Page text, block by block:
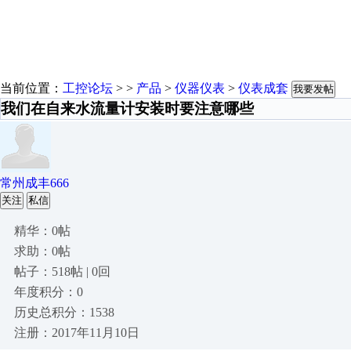
当前位置： 工控论坛 > > 产品 > 仪器仪表 > 仪表成套 我要发帖
我们在自来水流量计安装时要注意哪些
常州成丰666
关注 私信
精华：0帖
求助：0帖
帖子：518帖 | 0回
年度积分：0
历史总积分：1538
注册：2017年11月10日